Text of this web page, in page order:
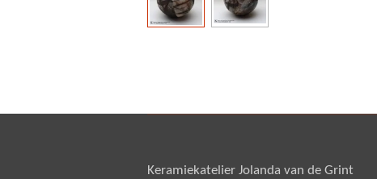
Keramiekatelier Jolanda van de Grint